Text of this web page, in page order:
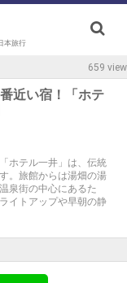
本旅行
659 view
近い宿！「ホテ
ホテル一井」は、伝統
。旅館からは湯畑の湯
泉街の中心にあるた
イトアップや早朝の静